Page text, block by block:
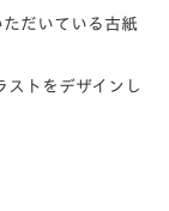
だいている古紙
ストをデザインし